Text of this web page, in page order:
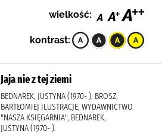
wielkość:
kontrast:
Jaja nie z tej ziemi
BEDNAREK, JUSTYNA (1970- ), BROSZ,
BARTŁOMIEJ ILUSTRACJE, WYDAWNICTWO
"NASZA KSIĘGARNIA", BEDNAREK,
JUSTYNA (1970- ).